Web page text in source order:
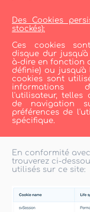
Des Cookies
stockés):
Ces cookies
disque dur
à-dire en fonction
définie) ou jusqu'à
cookies sont
informations
l'utilisateur, telles
de navigation
préférences de
spécifique.
En conformité
trouverez ci-
utilisés sur ce site: